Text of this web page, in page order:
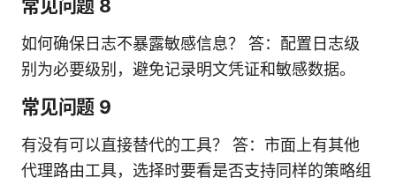
常见问题 8
如何确保日志不暴露敏感信息？ 答：配置日志级
别为必要级别，避免记录明文凭证和敏感数据。
常见问题 9
有没有可以直接替代的工具？ 答：市面上有其他
代理路由工具，选择时要看是否支持同样的策略组